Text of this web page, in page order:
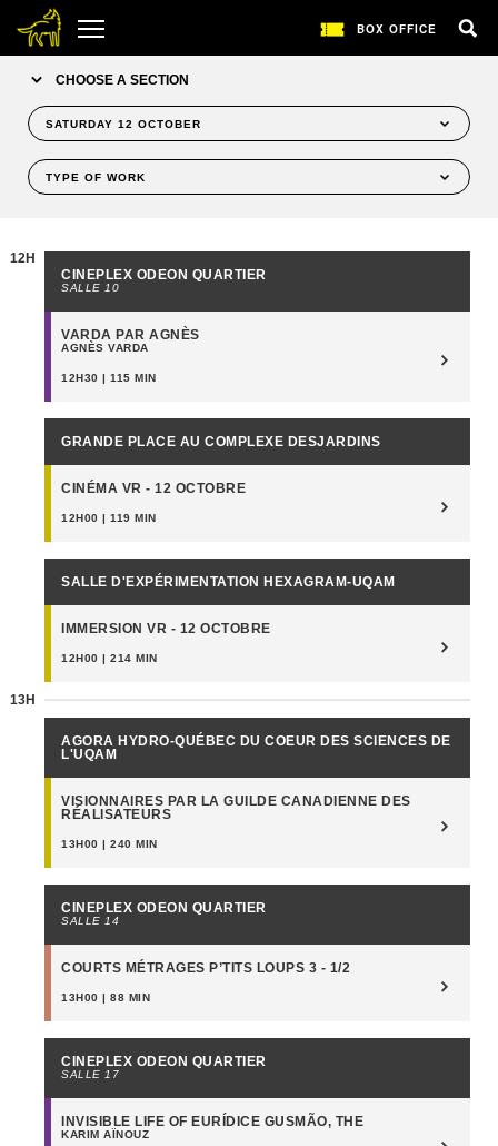
BOX OFFICE
CHOOSE A SECTION
SATURDAY 12 OCTOBER
SUNDAY OCTOBER 13
MONDAY OCTOBER 14
TUESDAY OCTOBER 15
WEDNESDAY OCTOBER 16
THURSDAY OCTOBER 17
FRIDAY OCTOBER 18
SATURDAY OCTOBER 19
TYPE OF WORK
FILMS
EVENTS
12H
CINEPLEX ODEON QUARTIER
SALLE 10
VARDA PAR AGNÈS
AGNÈS VARDA
12H30 | 115 MIN
GRANDE PLACE AU COMPLEXE DESJARDINS
CINÉMA VR - 12 OCTOBRE
12H00 | 119 MIN
SALLE D'EXPÉRIMENTATION HEXAGRAM-UQAM
IMMERSION VR - 12 OCTOBRE
12H00 | 214 MIN
13H
AGORA HYDRO-QUÉBEC DU COEUR DES SCIENCES DE
L'UQAM
VISIONNAIRES PAR LA GUILDE CANADIENNE DES
RÉALISATEURS
13H00 | 240 MIN
CINEPLEX ODEON QUARTIER
SALLE 14
COURTS MÉTRAGES P’TITS LOUPS 3 - 1/2
13H00 | 88 MIN
CINEPLEX ODEON QUARTIER
SALLE 17
INVISIBLE LIFE OF EURÍDICE GUSMÃO, THE
KARIM AÏNOUZ